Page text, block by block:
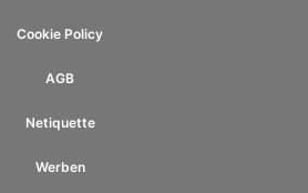
Cookie Policy
AGB
Netiquette
Werben